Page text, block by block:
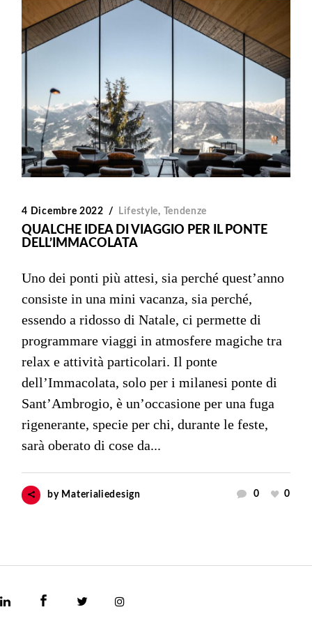
4 Dicembre 2022 Lifestyle, Tendenze
QUALCHE IDEA DI VIAGGIO PER IL PONTE
DELL’IMMACOLATA
Uno dei ponti più attesi, sia perché quest’anno
consiste in una mini vacanza, sia perché,
essendo a ridosso di Natale, ci permette di
programmare viaggi in atmosfere magiche tra
relax e attività particolari. Il ponte
dell’Immacolata, solo per i milanesi ponte di
Sant’Ambrogio, è un’occasione per una fuga
rigenerante, specie per chi, durante le feste,
sarà oberato di cose da...
by Materialiedesign 0 0